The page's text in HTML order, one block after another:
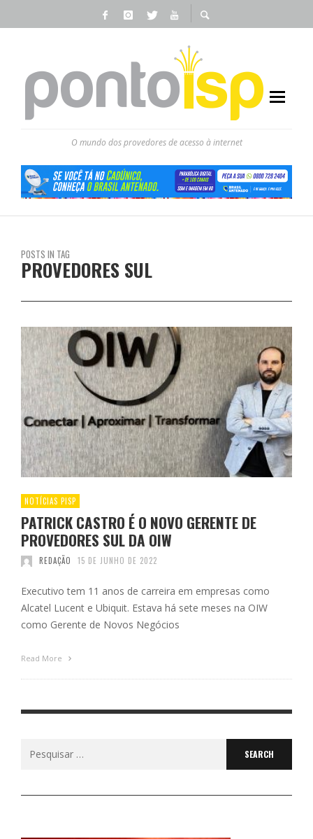
O mundo dos provedores de acesso à internet
POSTS IN TAG
PROVEDORES SUL
NOTÍCIAS PISP
PATRICK CASTRO É O NOVO GERENTE DE
PROVEDORES SUL DA OIW
REDAÇÃO 15 DE JUNHO DE 2022
Executivo tem 11 anos de carreira em empresas como
Alcatel Lucent e Ubiquit. Estava há sete meses na OIW
como Gerente de Novos Negócios
Read More